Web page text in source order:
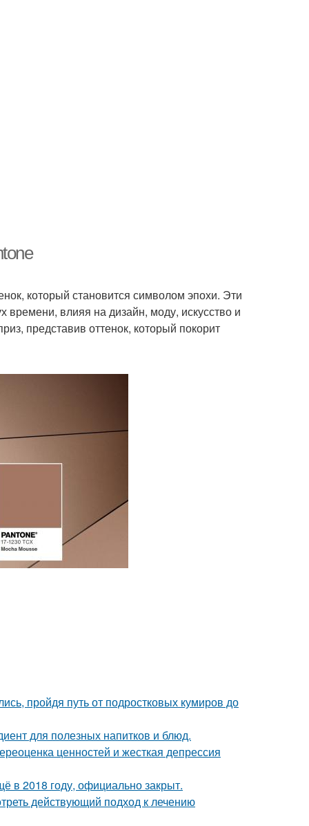
который становится символом эпохи. Эти
влияя на дизайн, моду, искусство и
представив оттенок, который покорит
пройдя путь от подростковых кумиров до
для полезных напитков и блюд.
ценностей и жесткая депрессия
в 2018 году, официально закрыт.
действующий подход к лечению